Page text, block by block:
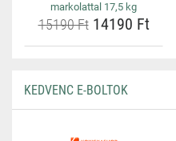
markolattal 17,5 kg
15190 Ft14190 Ft
KEDVENC E-BOLTOK